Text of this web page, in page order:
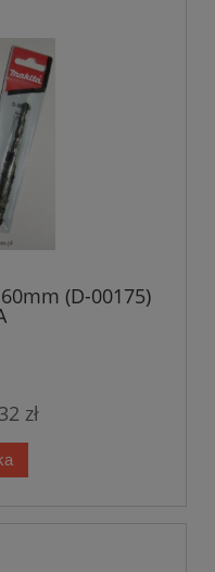
(D-00175)
zł